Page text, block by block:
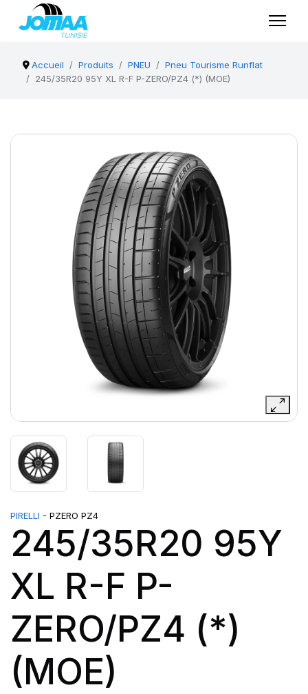
Accueil Produits PNEU
Pneu Tourisme Runflat
245/35R20 95Y XL R-F P-ZERO/PZ4 (*) (MOE)
PIRELLI - PZERO PZ4
245/35R20 95Y
XL R-F P-
ZERO/PZ4 (*)
(MOE)